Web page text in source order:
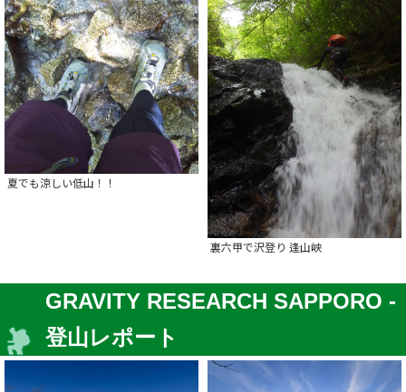
夏でも涼しい低山！！
裏六甲で沢登り 逢山峡
GRAVITY RESEARCH SAPPORO -
登山レポート